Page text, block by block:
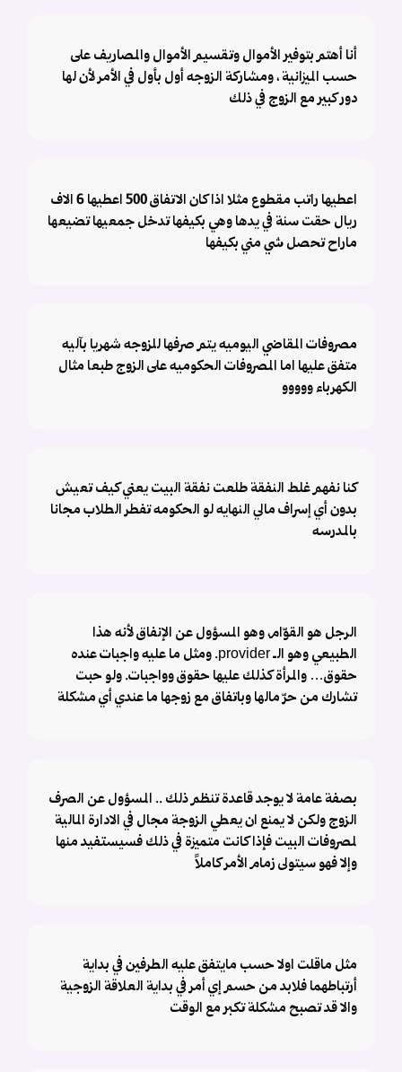
‏أنا أهتم بتوفير الأموال وتقسيم الأموال والمصاريف على
حسب الميزانية ، ومشاركة الزوجه أول بأول في الأمر لأن لها
دور كبير مع الزوج في ذلك
اعطيها راتب مقطوع مثلا اذا كان الاتفاق 500 اعطيها 6 الاف
ريال حقت سنة في يدها وهي بكيفها تدخل جمعيها تضيعها
ماراح تحصل شي مني بكيفها
مصروفات المقاضي اليوميه يتم صرفها للزوجه شهريا بآليه
متفق عليها اما المصروفات الحكوميه على الزوج طبعا مثال
الكهرباء ووووو
كنا نفهم غلط النفقة طلعت نفقة البيت يعني كيف تعيش
بدون أي إسراف مالي النهايه لو الحكومه تفطر الطلاب مجانا
بالمدرسه
الرجل هو القوّام، وهو المسؤول عن الإنفاق لأنه هذا
الطبيعي وهو الـ provider. ومثل ما عليه واجبات عنده
حقوق… والمرأة كذلك عليها حقوق وواجبات. ولو حبت
تشارك من حرّ مالها وباتفاق مع زوجها ما عندي أي مشكلة
بصفة عامة لا يوجد قاعدة تنظم ذلك .. المسؤول عن الصرف
الزوج ولكن لا يمنع ان يعطي الزوجة مجال في الادارة المالية
لمصروفات البيت فإذا كانت متميزة في ذلك فسيستفيد منها
وإلا فهو سيتولى زمام الأمر كاملاً
مثل ماقلت اولا حسب مايتفق عليه الطرفين في بداية
أرتباطهما فلابد من حسم إي أمر في بداية العلاقة الزوجية
والا قد تصبح مشكلة تكبر مع الوقت